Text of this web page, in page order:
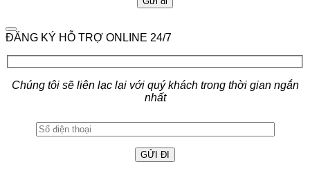
ĐĂNG KÝ HỖ TRỢ ONLINE 24/7
Chúng tôi sẽ liên lạc lại với quý khách trong thời gian ngắn
nhất